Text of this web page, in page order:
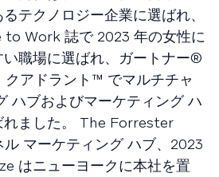
テクノロジー企業に選ばれ、
Work 誌で 2023 年の女性に
い職場に選ばれ、ガートナー®
アドラント™ でマルチチャ
ハブおよびマーケティング ハ
れました。 The Forrester
マーケティング ハブ、2023
はニューヨークに本社を置